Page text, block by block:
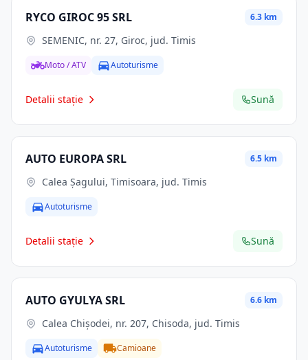
RYCO GIROC 95 SRL 6.3 km
SEMENIC, nr. 27, Giroc, jud. Timis
Moto / ATV Autoturisme
Detalii stație Sună
AUTO EUROPA SRL 6.5 km
Calea Șagului, Timisoara, jud. Timis
Autoturisme
Detalii stație Sună
AUTO GYULYA SRL 6.6 km
Calea Chișodei, nr. 207, Chisoda, jud. Timis
Autoturisme Camioane